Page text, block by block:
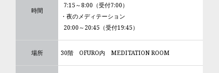
時間
7:15～8:00（受付7:00）
・夜のメディテーション
20:00～20:45（受付19:45）
場所 30階 OFURO内 MEDITATION ROOM